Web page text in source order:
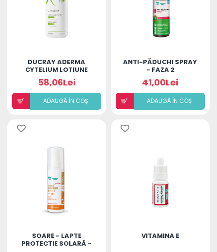
DUCRAY ADERMA
CYTELIUM LOTIUNE
100ML
58,06Lei
ADAUGÃ ÎN COȘ
ANTI-PĂDUCHI SPRAY
- FAZA 2
41,00Lei
ADAUGÃ ÎN COȘ
SOARE - LAPTE
PROTECTIE SOLARĂ -
VITAMINA E